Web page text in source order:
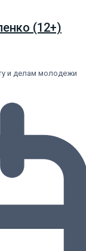
(12+)
и делам молодежи